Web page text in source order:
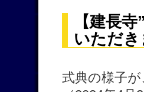
【建長
いただき
式典の様子